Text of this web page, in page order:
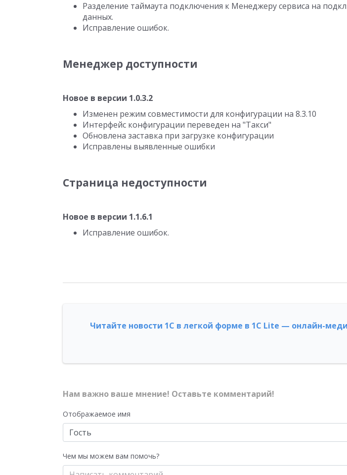
Разделение таймаута подключения к Менеджеру сервиса на
данных.
Исправление ошибок.
Менеджер доступности
Новое в версии 1.0.3.2
Изменен режим совместимости для конфигурации на 8.3.10
Интерфейс конфигурации переведен на "Такси"
Обновлена заставка при загрузке конфигурации
Исправлены выявленные ошибки
Страница недоступности
Новое в версии 1.1.6.1
Исправление ошибок.
Читайте новости 1С в легкой форме в 1С Lite — онлайн-
Нам важно ваше мнение! Оставьте комментарий!
Отображаемое имя
Чем мы можем вам помочь?